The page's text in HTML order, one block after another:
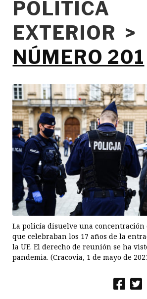
POLÍTICA
EXTERIOR >
NÚMERO 201
La policía disuelve una concentración
que celebraban los 17 años de la
la UE. El derecho de reunión se ha
pandemia. (Cracovia, 1 de mayo de